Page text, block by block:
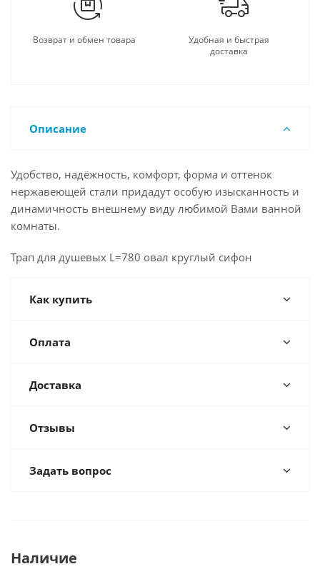
Возврат и обмен товара
Удобная и быстрая
доставка
Описание
Удобство, надёжность, комфорт, форма и оттенок
нержавеющей стали придадут особую изысканность и
динамичность внешнему виду любимой Вами ванной
комнаты.
Трап для душевых L=780 овал круглый сифон
Как купить
Оплата
Доставка
Отзывы
Задать вопрос
Наличие